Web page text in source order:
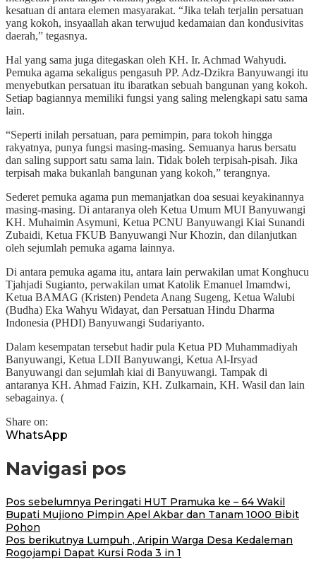
kesatuan di antara elemen masyarakat. “Jika telah terjalin persatuan
yang kokoh, insyaallah akan terwujud kedamaian dan kondusivitas
daerah,” tegasnya.
Hal yang sama juga ditegaskan oleh KH. Ir. Achmad Wahyudi.
Pemuka agama sekaligus pengasuh PP. Adz-Dzikra Banyuwangi itu
menyebutkan persatuan itu ibaratkan sebuah bangunan yang kokoh.
Setiap bagiannya memiliki fungsi yang saling melengkapi satu sama
lain.
“Seperti inilah persatuan, para pemimpin, para tokoh hingga
rakyatnya, punya fungsi masing-masing. Semuanya harus bersatu
dan saling support satu sama lain. Tidak boleh terpisah-pisah. Jika
terpisah maka bukanlah bangunan yang kokoh,” terangnya.
Sederet pemuka agama pun memanjatkan doa sesuai keyakinannya
masing-masing. Di antaranya oleh Ketua Umum MUI Banyuwangi
KH. Muhaimin Asymuni, Ketua PCNU Banyuwangi Kiai Sunandi
Zubaidi, Ketua FKUB Banyuwangi Nur Khozin, dan dilanjutkan
oleh sejumlah pemuka agama lainnya.
Di antara pemuka agama itu, antara lain perwakilan umat Konghucu
Tjahjadi Sugianto, perwakilan umat Katolik Emanuel Imamdwi,
Ketua BAMAG (Kristen) Pendeta Anang Sugeng, Ketua Walubi
(Budha) Eka Wahyu Widayat, dan Persatuan Hindu Dharma
Indonesia (PHDI) Banyuwangi Sudariyanto.
Dalam kesempatan tersebut hadir pula Ketua PD Muhammadiyah
Banyuwangi, Ketua LDII Banyuwangi, Ketua Al-Irsyad
Banyuwangi dan sejumlah kiai di Banyuwangi. Tampak di
antaranya KH. Ahmad Faizin, KH. Zulkarnain, KH. Wasil dan lain
sebagainya. (
Share on:
WhatsApp
Navigasi pos
Pos sebelumnya Peringati HUT Pramuka ke – 64 Wakil
Bupati Mujiono Pimpin Apel Akbar dan Tanam 1000 Bibit
Pohon
Pos berikutnya Lumpuh , Aripin Warga Desa Kedaleman
Rogojampi Dapat Kursi Roda 3 in 1